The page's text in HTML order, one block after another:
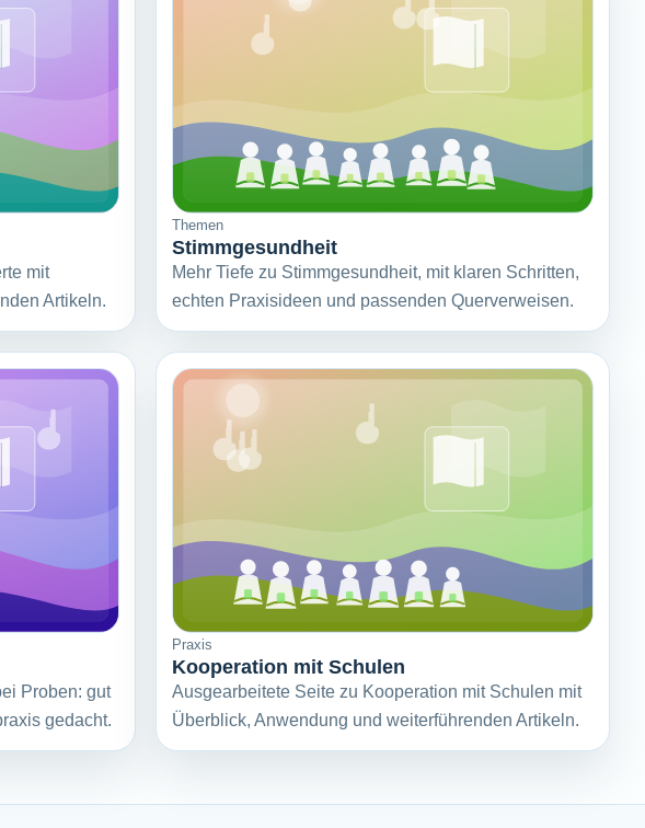
mit
Artikeln.
Themen
Stimmgesundheit
Mehr Tiefe zu Stimmgesundheit, mit klaren Schritten,
echten Praxisideen und passenden Querverweisen.
Proben: gut
gedacht.
Praxis
Kooperation mit Schulen
Ausgearbeitete Seite zu Kooperation mit Schulen mit
Überblick, Anwendung und weiterführenden Artikeln.